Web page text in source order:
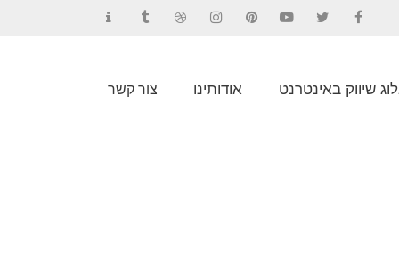
שיווק באינטרנט אודותינו צור קשר